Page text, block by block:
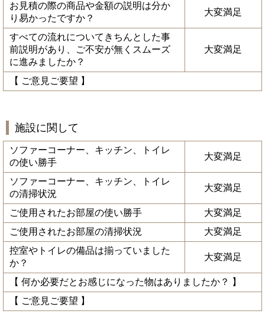
お見積の際の商品や金額の説明は分か
り易かったですか？
大変満足
すべての流れについてきちんとした事
前説明があり、ご不安が無くスムーズ
に進みましたか？
大変満足
【 ご意見ご要望 】
施設に関して
ソファーコーナー、キッチン、トイレ
の使い勝手
大変満足
ソファーコーナー、キッチン、トイレ
の清掃状況
大変満足
ご使用されたお部屋の使い勝手
大変満足
ご使用されたお部屋の清掃状況
大変満足
控室やトイレの備品は揃っていました
か？
大変満足
【 何か必要だとお感じになった物はありましたか？ 】
【 ご意見ご要望 】